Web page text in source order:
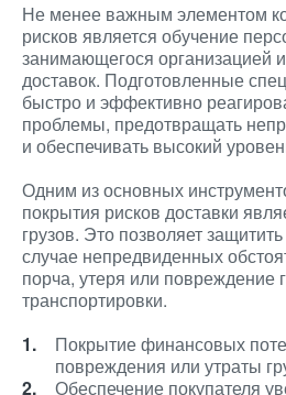
Не менее важным элементом
рисков является обучение
занимающегося организацией
доставок. Подготовленные
быстро и эффективно
проблемы, предотвращать
и обеспечивать высокий
Одним из основных
покрытия рисков доставки
грузов. Это позволяет
случае непредвиденных
порча, утеря или повреждение
транспортировки.
Покрытие финансовых
повреждения или утраты
Обеспечение покупателя